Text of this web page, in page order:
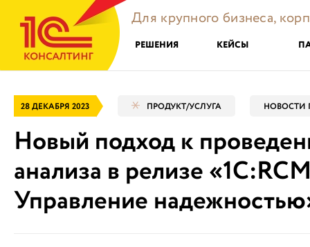
Для крупного бизнеса,
РЕШЕНИЯ КЕЙСЫ
28 ДЕКАБРЯ 2023 ПРОДУКТ/УСЛУГА НОВОСТИ
Новый подход к
анализа в релизе
Управление